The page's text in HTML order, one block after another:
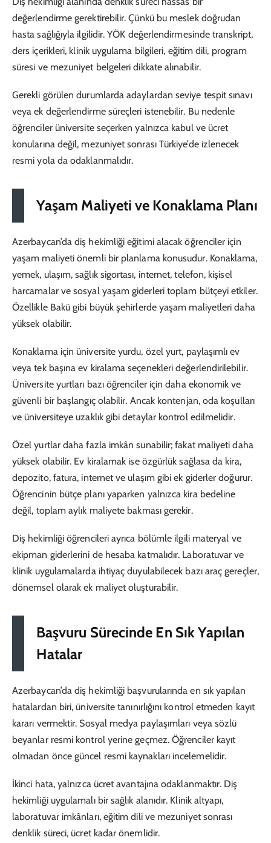
değerlendirme gerektirebilir. Çünkü bu meslek doğrudan
hasta sağlığıyla ilgilidir. YÖK değerlendirmesinde transkript,
ders içerikleri, klinik uygulama bilgileri, eğitim dili, program
süresi ve mezuniyet belgeleri dikkate alınabilir.
Gerekli görülen durumlarda adaylardan seviye tespit sınavı
veya ek değerlendirme süreçleri istenebilir. Bu nedenle
öğrenciler üniversite seçerken yalnızca kabul ve ücret
konularına değil, mezuniyet sonrası Türkiye’de izlenecek
resmi yola da odaklanmalıdır.
Yaşam Maliyeti ve Konaklama Planı
Azerbaycan’da diş hekimliği eğitimi alacak öğrenciler için
yaşam maliyeti önemli bir planlama konusudur. Konaklama,
yemek, ulaşım, sağlık sigortası, internet, telefon, kişisel
harcamalar ve sosyal yaşam giderleri toplam bütçeyi etkiler.
Özellikle Bakü gibi büyük şehirlerde yaşam maliyetleri daha
yüksek olabilir.
Konaklama için üniversite yurdu, özel yurt, paylaşımlı ev
veya tek başına ev kiralama seçenekleri değerlendirilebilir.
Üniversite yurtları bazı öğrenciler için daha ekonomik ve
güvenli bir başlangıç olabilir. Ancak kontenjan, oda koşulları
ve üniversiteye uzaklık gibi detaylar kontrol edilmelidir.
Özel yurtlar daha fazla imkân sunabilir; fakat maliyeti daha
yüksek olabilir. Ev kiralamak ise özgürlük sağlasa da kira,
depozito, fatura, internet ve ulaşım gibi ek giderler doğurur.
Öğrencinin bütçe planı yaparken yalnızca kira bedeline
değil, toplam aylık maliyete bakması gerekir.
Diş hekimliği öğrencileri ayrıca bölümle ilgili materyal ve
ekipman giderlerini de hesaba katmalıdır. Laboratuvar ve
klinik uygulamalarda ihtiyaç duyulabilecek bazı araç gereçler,
dönemsel olarak ek maliyet oluşturabilir.
Başvuru Sürecinde En Sık Yapılan
Hatalar
Azerbaycan’da diş hekimliği başvurularında en sık yapılan
hatalardan biri, üniversite tanınırlığını kontrol etmeden kayıt
kararı vermektir. Sosyal medya paylaşımları veya sözlü
beyanlar resmi kontrol yerine geçmez. Öğrenciler kayıt
olmadan önce güncel resmi kaynakları incelemelidir.
İkinci hata, yalnızca ücret avantajına odaklanmaktır. Diş
hekimliği uygulamalı bir sağlık alanıdır. Klinik altyapı,
laboratuvar imkânları, eğitim dili ve mezuniyet sonrası
denklik süreci, ücret kadar önemlidir.